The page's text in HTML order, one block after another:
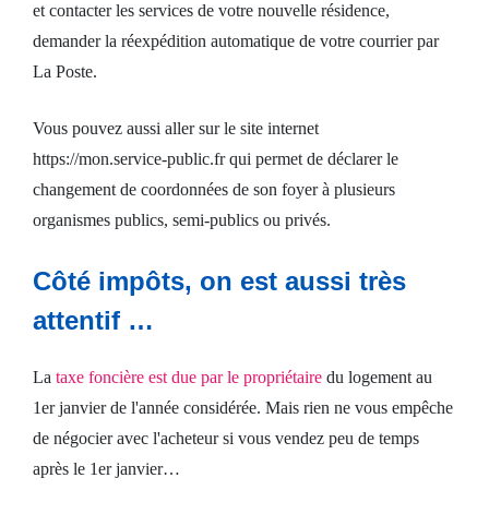
et contacter les services de votre nouvelle résidence,
demander la réexpédition automatique de votre courrier par
La Poste.
Vous pouvez aussi aller sur le site internet
https://mon.service-public.fr qui permet de déclarer le
changement de coordonnées de son foyer à plusieurs
organismes publics, semi-publics ou privés.
Côté impôts, on est aussi très
attentif …
La taxe foncière est due par le propriétaire du logement au
1er janvier de l'année considérée. Mais rien ne vous empêche
de négocier avec l'acheteur si vous vendez peu de temps
après le 1er janvier…